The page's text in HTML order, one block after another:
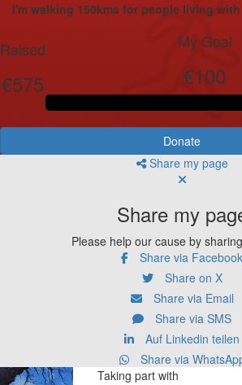
I'm walking 150kms for people living with
Raised
€575
My Goal
€100
Donate
Share my page
Share my
Please help our cause by
Share via Facebook
Share on X
Share via Email
Share via SMS
Auf Linkedin teilen
Share via
Taking part with